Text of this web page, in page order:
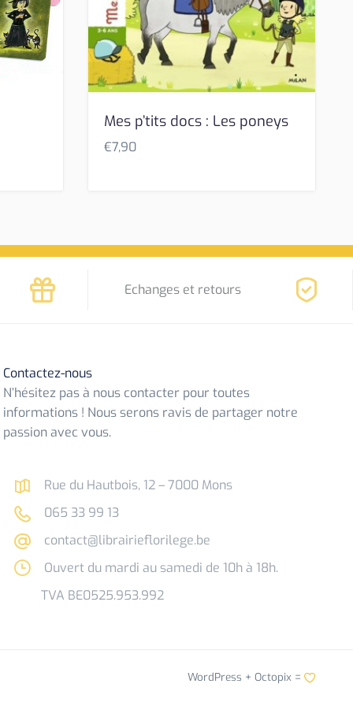
Mes p’tits docs : Les poneys
€7,90
Echanges et retours
Contactez-nous
N’hésitez pas à nous contacter pour toutes
informations ! Nous serons ravis de partager notre
passion avec vous.
Rue du Hautbois, 12 – 7000 Mons
065 33 99 13
contact@librairieflorilege.be
Ouvert du mardi au samedi de 10h à 18h.
TVA BE0525.953.992
WordPress + Octopix=